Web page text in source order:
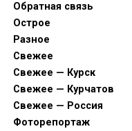
Обратная связь
Острое
Разное
Свежее
Свежее — Курск
Свежее — Курчатов
Свежее — Россия
Фоторепортаж